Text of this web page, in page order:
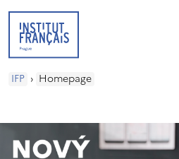
IFP › Homepage